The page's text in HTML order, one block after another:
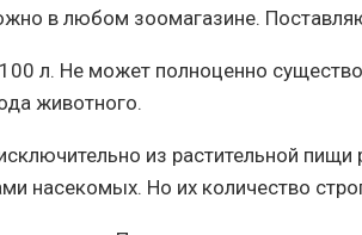
в любом зоомагазине.
л. Не может полноценно
животного.
из растительной
насекомых. Но их количество